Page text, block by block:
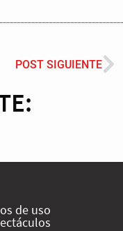
POST SIGUIENTE
de uso